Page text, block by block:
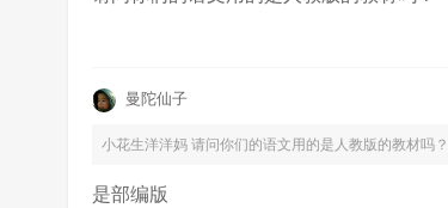
曼陀仙子
小花生洋洋妈请问你们的语文用的是人教版的教材吗？
是部编版